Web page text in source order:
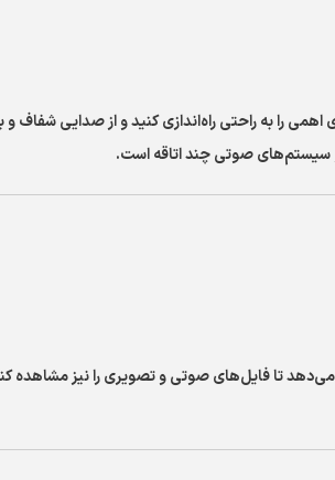
این توان قدرتمند، به شما امکان می‌دهد تا 4 بلندگوی اهمی را به راحتی راه‌اندازی کنید و
سیستم‌های صوتی چند اتاقه است.
می‌دهد تا فایل‌های صوتی و تصویری را نیز مشاهده